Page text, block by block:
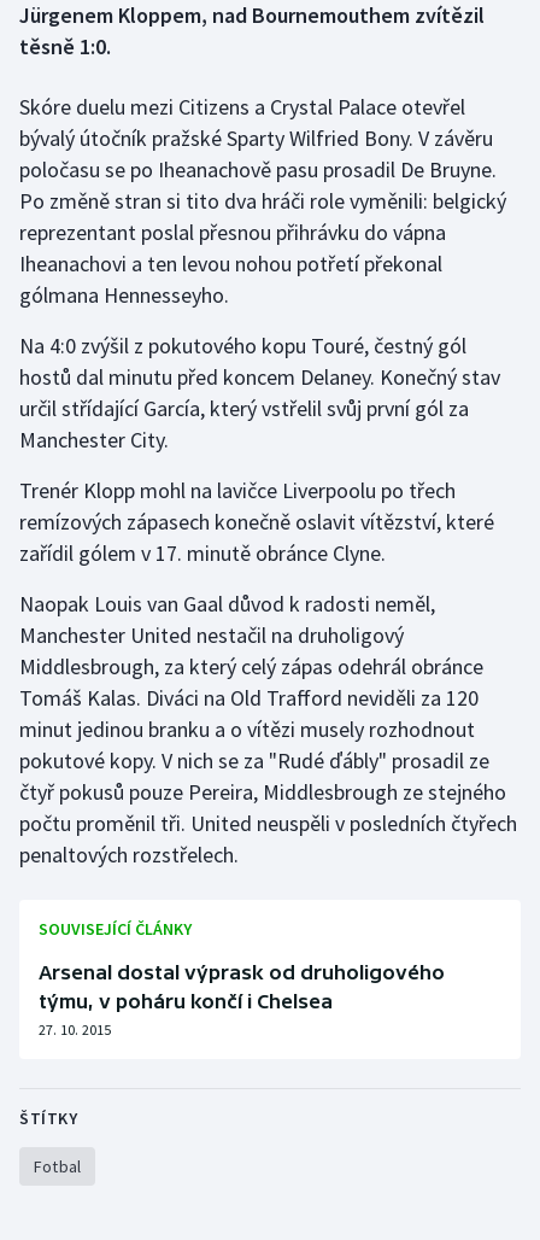
Florbal
Futsal
Golf
Gymnastika
Házená
Judo
Krasobruslení
Lezení
Lyže a snowboard
Moderní pětiboj
Motorsport
Olympijské hry
Parasport
Plavání
Ragby
Rychlobruslení
Jürgenem Kloppem, nad Bournemouthem zvítězil
těsně 1:0.
Skóre duelu mezi Citizens a Crystal Palace otevřel
bývalý útočník pražské Sparty Wilfried Bony. V závěru
poločasu se po Iheanachově pasu prosadil De Bruyne.
Po změně stran si tito dva hráči role vyměnili: belgický
reprezentant poslal přesnou přihrávku do vápna
Iheanachovi a ten levou nohou potřetí překonal
gólmana Hennesseyho.
Na 4:0 zvýšil z pokutového kopu Touré, čestný gól
hostů dal minutu před koncem Delaney. Konečný stav
určil střídající García, který vstřelil svůj první gól za
Manchester City.
Trenér Klopp mohl na lavičce Liverpoolu po třech
remízových zápasech konečně oslavit vítězství, které
zařídil gólem v 17. minutě obránce Clyne.
Naopak Louis van Gaal důvod k radosti neměl,
Manchester United nestačil na druholigový
Middlesbrough, za který celý zápas odehrál obránce
Tomáš Kalas. Diváci na Old Trafford neviděli za 120
minut jedinou branku a o vítězi musely rozhodnout
pokutové kopy. V nich se za "Rudé ďábly" prosadil ze
čtyř pokusů pouze Pereira, Middlesbrough ze stejného
počtu proměnil tři. United neuspěli v posledních čtyřech
penaltových rozstřelech.
SOUVISEJÍCÍ ČLÁNKY
Arsenal dostal výprask od druholigového
týmu, v poháru končí i Chelsea
27. 10. 2015
ŠTÍTKY
Fotbal